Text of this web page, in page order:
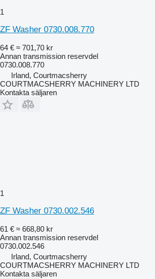
1
ZF Washer 0730.008.770
64 € ≈ 701,70 kr
Annan transmission reservdel
0730.008.770
Irland, Courtmacsherry
COURTMACSHERRY MACHINERY LTD
Kontakta säljaren
1
ZF Washer 0730.002.546
61 € ≈ 668,80 kr
Annan transmission reservdel
0730.002.546
Irland, Courtmacsherry
COURTMACSHERRY MACHINERY LTD
Kontakta säljaren